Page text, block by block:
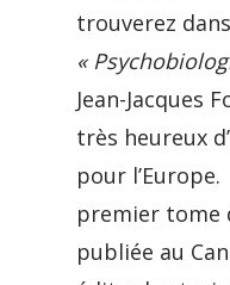
trouverez
«
Jean-Jacques
très heureux
pour
premier tome
publiée au